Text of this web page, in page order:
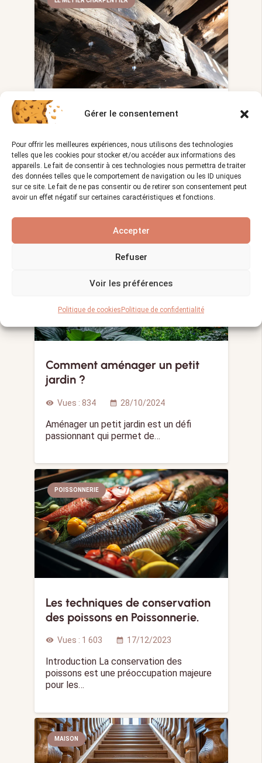
Gérer le consentement
Pour offrir les meilleures expériences, nous utilisons des technologies
telles que les cookies pour stocker et/ou accéder aux informations des
appareils. Le fait de consentir à ces technologies nous permettra de traiter
des données telles que le comportement de navigation ou les ID uniques
sur ce site. Le fait de ne pas consentir ou de retirer son consentement peut
avoir un effet négatif sur certaines caractéristiques et fonctions.
Accepter
Refuser
Voir les préférences
Politique de cookies Politique de confidentialité
Quels sont les risques et les
responsabilités liés à la
charpente ?
visibility Vues :1 258 calendar_month 30/12/2023
La charpente est une partie essentielle
de toute construction. Elle soutient…
Comment aménager un petit
jardin ?
visibility Vues : 834 calendar_month 28/10/2024
Aménager un petit jardin est un défi
passionnant qui permet de…
POISSONNERIE
Les techniques de conservation
des poissons en Poissonnerie.
visibility Vues : 1 603 calendar_month 17/12/2023
Introduction La conservation des
poissons est une préoccupation majeure
pour les…
MAISON